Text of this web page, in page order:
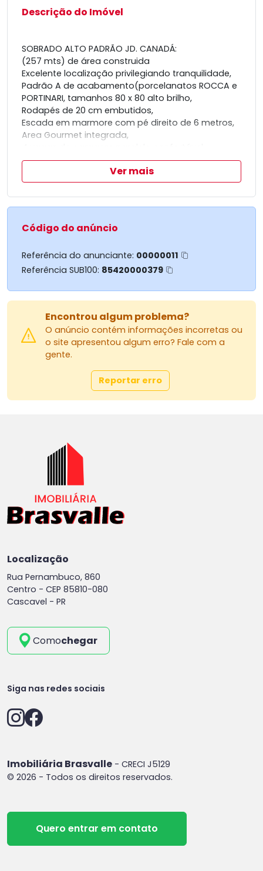
Descrição do Imóvel
SOBRADO ALTO PADRÃO JD. CANADÁ:
(257 mts) de área construida
Excelente localização privilegiando tranquilidade,
Padrão A de acabamento(porcelanatos ROCCA e
PORTINARI, tamanhos 80 x 80 alto brilho,
Rodapés de 20 cm embutidos,
Escada em marmore com pé direito de 6 metros,
Area Gourmet integrada,
4 Quartos (suite c closet)
Sacada frontal
Pergolado em concreto,
Cozinha gourmet,
Amplos banheiros com nichos em marmore,
Todas áreas molhadas com revestimento 3D
Portão mesclando estrutura metálica e vidros
Ver mais
Código do anúncio
Referência do anunciante: 00000011
Referência SUB100: 85420000379
Encontrou algum problema?
O anúncio contém informações incorretas ou
o site apresentou algum erro? Fale com a
gente.
Reportar erro
Localização
Rua Pernambuco, 860
Centro - CEP 85810-080
Cascavel - PR
Comochegar
Siga nas redes sociais
Imobiliária Brasvalle - CRECI J5129
© 2026 - Todos os direitos reservados.
Quero entrar em contato